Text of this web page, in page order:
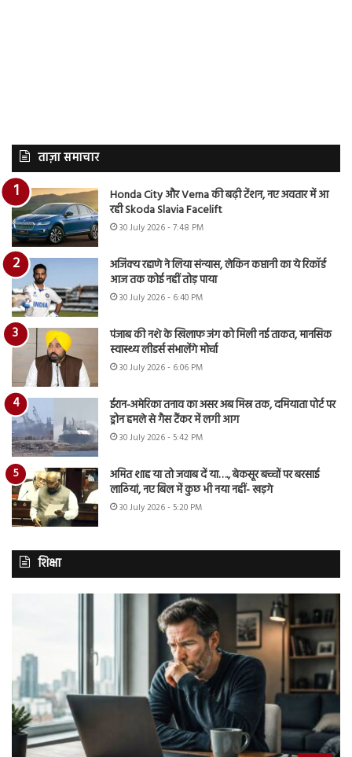
ताज़ा समाचार
Honda City और Verna की बढ़ी टेंशन, नए अवतार में आ
रही Skoda Slavia Facelift
30 July 2026 - 7:48 PM
अजिंक्य रहाणे ने लिया संन्यास, लेकिन कप्तानी का ये रिकॉर्ड
आज तक कोई नहीं तोड़ पाया
30 July 2026 - 6:40 PM
पंजाब की नशे के खिलाफ जंग को मिली नई ताकत, मानसिक
स्वास्थ्य लीडर्स संभालेंगे मोर्चा
30 July 2026 - 6:06 PM
ईरान-अमेरिका तनाव का असर अब मिस्र तक, दमियाता पोर्ट पर
ड्रोन हमले से गैस टैंकर में लगी आग
30 July 2026 - 5:42 PM
अमित शाह या तो जवाब दें या…., बेकसूर बच्चों पर बरसाई
लाठियां, नए बिल में कुछ भी नया नहीं- खड़गे
30 July 2026 - 5:20 PM
शिक्षा